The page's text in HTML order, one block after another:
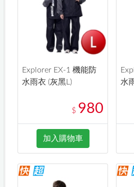
Explorer EX-1 機能防
水雨衣 (灰黑L)
$ 980
加入購物車
水